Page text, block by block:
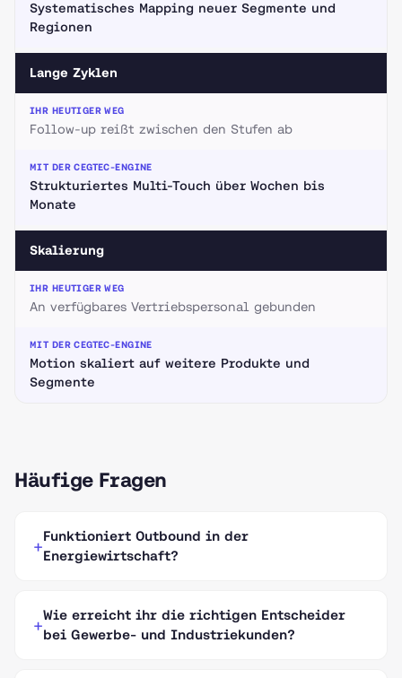
Systematisches Mapping neuer Segmente und
Regionen
Lange Zyklen
Follow-up reißt zwischen den Stufen ab
Strukturiertes Multi-Touch über Wochen bis
Monate
Skalierung
An verfügbares Vertriebspersonal gebunden
Motion skaliert auf weitere Produkte und
Segmente
Häufige Fragen
Funktioniert Outbound in der
Energiewirtschaft?
Wie erreicht ihr die richtigen Entscheider
bei Gewerbe- und Industriekunden?